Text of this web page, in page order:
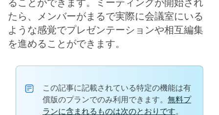
ることができます。ミーティングが開始され
たら、メンバーがまるで実際に会議室にいる
ような感覚でプレゼンテーションや相互編集
を進めることができます。
この記事に記載されている特定の機能は有
償版のプランでのみ利用できます。 無料プ
ランに含まれるものは次のとおりです。